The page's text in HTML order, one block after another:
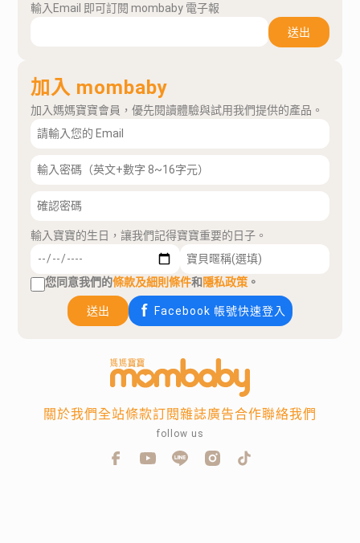
輸入Email 即可訂閱 mombaby 電子報
送出
加入 mombaby
加入媽媽寶寶會員，優先閱讀體驗與試用我們提供的產品。
輸入寶寶的生日，讓我們記得寶寶重要的日子。
您同意我們的條款及細則條件和隱私政策 。
送出 Facebook 帳號快速登入
關於我們全站條款訂閱雜誌廣告合作聯絡我們
follow us